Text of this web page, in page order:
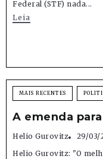
Federal (STF) nada...
Leia
MAIS RECENTES
A emenda
Helio Gurovitz
29/03/
Helio Gurovitz: "O